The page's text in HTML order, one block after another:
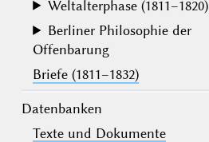
Weltalterphase (1811–1820)
Berliner Philosophie der
Offenbarung
Briefe (1811–1832)
Datenbanken
Texte und Dokumente